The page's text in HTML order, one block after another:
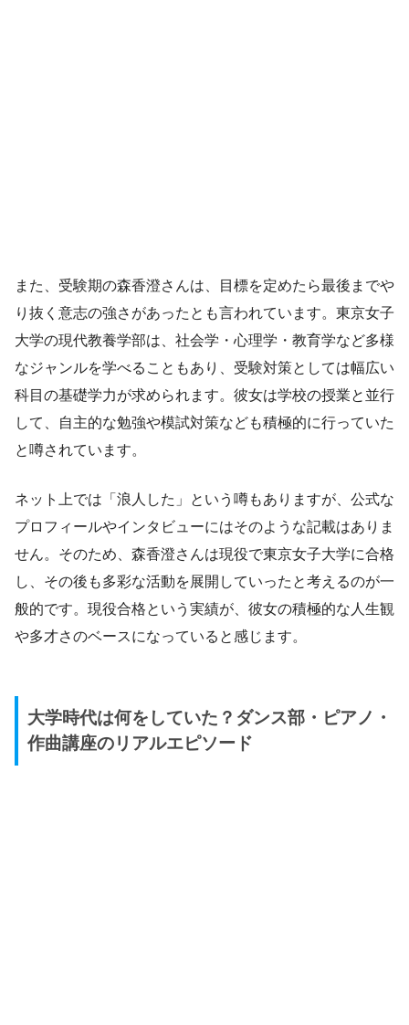
また、受験期の森香澄さんは、目標を定めたら最後までや
り抜く意志の強さがあったとも言われています。東京女子
大学の現代教養学部は、社会学・心理学・教育学など多様
なジャンルを学べることもあり、受験対策としては幅広い
科目の基礎学力が求められます。彼女は学校の授業と並行
して、自主的な勉強や模試対策なども積極的に行っていた
と噂されています。
ネット上では「浪人した」という噂もありますが、公式な
プロフィールやインタビューにはそのような記載はありま
せん。そのため、森香澄さんは現役で東京女子大学に合格
し、その後も多彩な活動を展開していったと考えるのが一
般的です。現役合格という実績が、彼女の積極的な人生観
や多才さのベースになっていると感じます。
大学時代は何をしていた？ダンス部・ピアノ・
作曲講座のリアルエピソード